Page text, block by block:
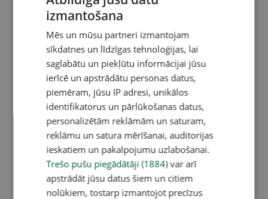
izmantošana
Mēs un mūsu partneri izmantojam
sīkdatnes un līdzīgas tehnoloģijas, lai
saglabātu un piekļūtu informācijai jūsu
ierīcē un apstrādātu personas datus,
piemēram, jūsu IP adresi, unikālos
identifikatorus un pārlūkošanas datus,
personalizētām reklāmām un saturam,
reklāmu un satura mērīšanai, auditorijas
ieskatiem un pakalpojumu uzlabošanai.
Trešo pušu piegādātāji (1884)var arī
apstrādāt jūsu datus šiem un citiem
nolūkiem, tostarp izmantojot precīzus